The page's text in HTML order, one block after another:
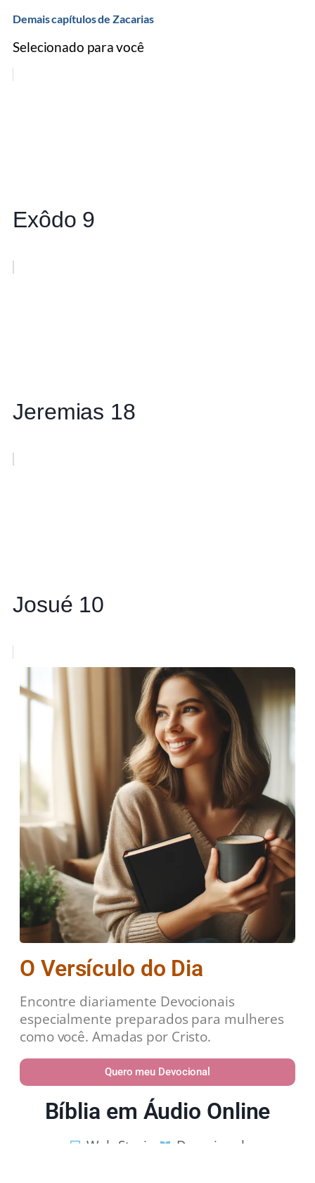
Demais capítulos de Zacarias
Selecionado para você
Exôdo 9
Jeremias 18
Josué 10
O Versículo do Dia
Encontre diariamente Devocionais
especialmente preparados para mulheres
como você. Amadas por Cristo.
Quero meu Devocional
Bíblia em Áudio Online
Web Stories
Devocional